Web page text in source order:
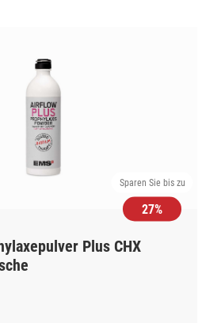
Sparen Sie bis zu
27%
Plus CHX